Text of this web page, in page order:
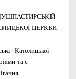
ЦЕРКВИ
Католицької
та є